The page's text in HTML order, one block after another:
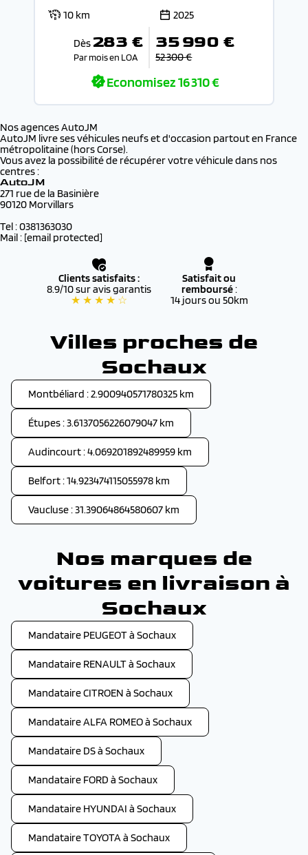
10 km
2025
Dès 283 €
Par mois en LOA
35 990 €
52 300 €
Economisez16 310 €
Nos agences AutoJM
AutoJM livre ses véhicules neufs et d'occasion partout en France
métropolitaine (hors Corse).
Vous avez la possibilité de récupérer votre véhicule dans nos
centres :
AutoJM
271 rue de la Basinière
90120 Morvillars
Tel : 0381363030
Mail : [email protected]
Clients satisfaits :
8.9/10 sur avis garantis
★ ★ ★ ★ ☆
Satisfait ou
remboursé:
14 jours ou 50km
Villes proches de
Sochaux
Montbéliard : 2.900940571780325 km
Étupes : 3.6137056226079047 km
Audincourt : 4.069201892489959 km
Belfort : 14.923474115055978 km
Vaucluse : 31.39064864580607 km
Nos marques de
voitures en livraison à
Sochaux
Mandataire PEUGEOT à Sochaux
Mandataire RENAULT à Sochaux
Mandataire CITROEN à Sochaux
Mandataire ALFA ROMEO à Sochaux
Mandataire DS à Sochaux
Mandataire FORD à Sochaux
Mandataire HYUNDAI à Sochaux
Mandataire TOYOTA à Sochaux